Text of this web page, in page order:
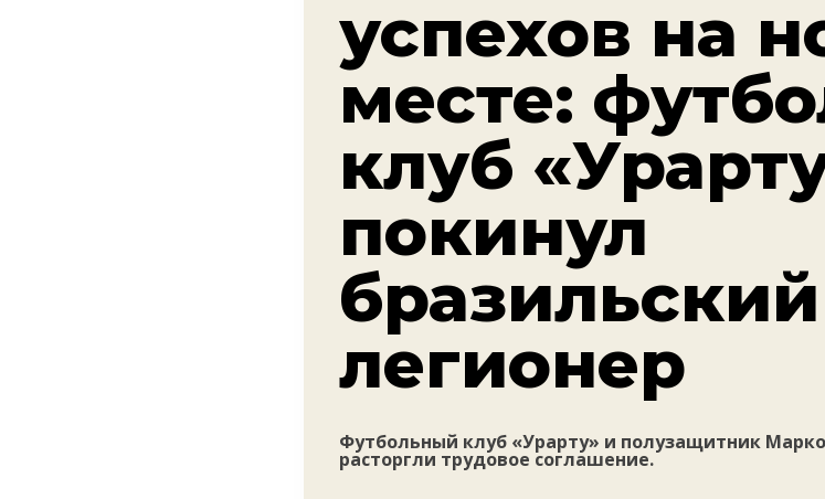
успехов на
месте:
клуб
покинул
бразильский
легионер
Футбольный клуб «Урарту» и полузащитник
расторгли трудовое соглашение.